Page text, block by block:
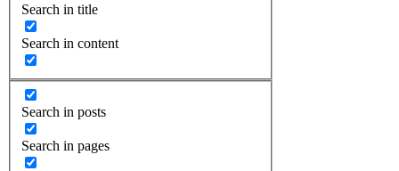
Search in title
Search in content
Search in posts
Search in pages